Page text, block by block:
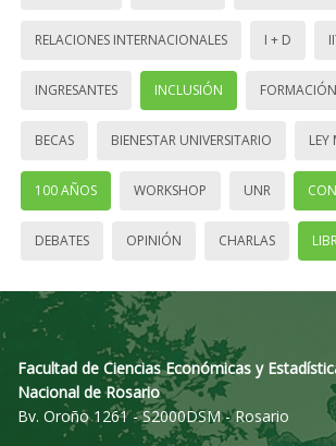
RELACIONES INTERNACIONALES I + D
INGRESANTES INCLUSIÓN FORMACIÓN
BECAS BIENESTAR UNIVERSITARIO LEY
100 AÑOS WORKSHOP UNR
DEBATES OPINIÓN CHARLAS
Facultad de Ciencias Económicas y
Nacional de Rosario
Bv. Oroño 1261 - S2000DSM - Rosario